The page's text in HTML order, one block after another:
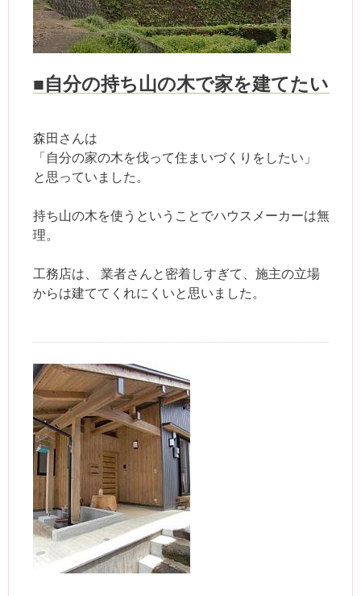
■自分の持ち山の木で家を建てたい
森田さんは
「自分の家の木を伐って住まいづくりをしたい」
と思っていました。
持ち山の木を使うということでハウスメーカーは無
理。
工務店は、 業者さんと密着しすぎて、施主の立場
からは建ててくれにくいと思いました。